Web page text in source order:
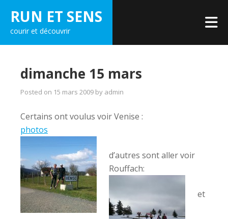
content
RUN ET SENS
courir et découvrir
dimanche 15 mars
Posted on 15 mars 2009 by admin
Certains ont voulus voir Venise :
photos
d’autres sont aller voir
Rouffach:
et